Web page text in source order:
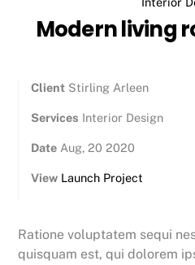
Modern living
ClientStirling Arleen
Services Interior Design
DateAug, 20 2020
View Launch Project
Ratione voluptatem sequi
quisquam est, qui dolorem